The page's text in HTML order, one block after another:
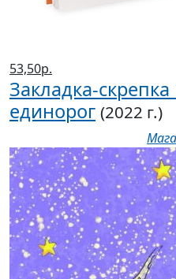
53,50р.
Закладка-
единорог (2022 г.)